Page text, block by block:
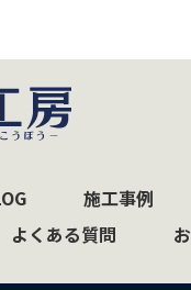
施工事例
よくある質問